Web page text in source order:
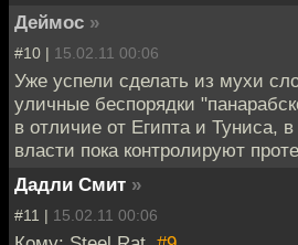
Деймос »
#10 | 15.02.11 00:06
Уже успели сделать из мухи
уличные беспорядки
в отличие от Египта и Туниса,
власти пока контролируют
Дадли Смит »
#11 | 15.02.11 00:06